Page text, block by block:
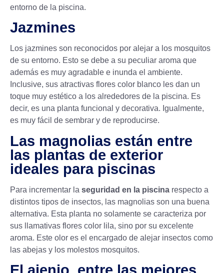
entorno de la piscina.
Jazmines
Los jazmines son reconocidos por alejar a los mosquitos
de su entorno. Esto se debe a su peculiar aroma que
además es muy agradable e inunda el ambiente.
Inclusive, sus atractivas flores color blanco les dan un
toque muy estético a los alrededores de la piscina. Es
decir, es una planta funcional y decorativa. Igualmente,
es muy fácil de sembrar y de reproducirse.
Las magnolias están entre
las plantas de exterior
ideales para piscinas
Para incrementar la seguridad en la piscina respecto a
distintos tipos de insectos, las magnolias son una buena
alternativa. Esta planta no solamente se caracteriza por
sus llamativas flores color lila, sino por su excelente
aroma. Este olor es el encargado de alejar insectos como
las abejas y los molestos mosquitos.